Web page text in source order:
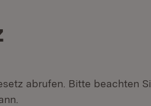
abrufen. Bitte beachten